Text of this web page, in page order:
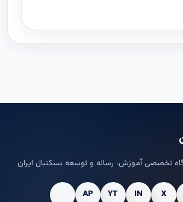
تخصصی آموزش، رسانه و توسعه بسکتبال ایران